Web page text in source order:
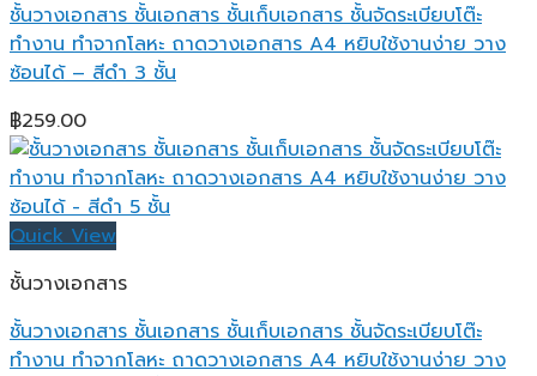
ชั้นวางเอกสาร ชั้นเอกสาร ชั้นเก็บเอกสาร ชั้นจัดระเบียบโต๊ะ
ทำงาน ทำจากโลหะ ถาดวางเอกสาร A4 หยิบใช้งานง่าย วาง
ซ้อนได้ – สีดำ 3 ชั้น
฿259.00
Quick View
ชั้นวางเอกสาร
ชั้นวางเอกสาร ชั้นเอกสาร ชั้นเก็บเอกสาร ชั้นจัดระเบียบโต๊ะ
ทำงาน ทำจากโลหะ ถาดวางเอกสาร A4 หยิบใช้งานง่าย วาง